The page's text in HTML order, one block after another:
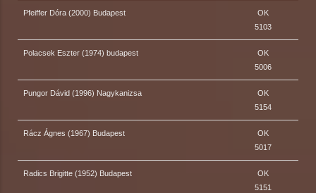
Pfeiffer Dóra (2000) Budapest
OK
5103
Polacsek Eszter (1974) budapest
OK
5006
Pungor Dávid (1996) Nagykanizsa
OK
5154
Rácz Ágnes (1967) Budapest
OK
5017
Radics Brigitte (1952) Budapest
OK
5151